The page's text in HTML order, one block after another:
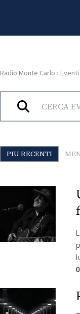
HOME
RADIO
WEB
RADIO
PLAYLIST
NEWS
EVENTI
Radio Monte Carlo › Eventi
Archivi:Eventi
PIU RECENTI